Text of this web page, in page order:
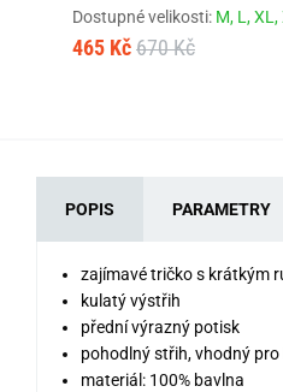
Dostupné velikosti: M, L,XL,
465 Kč 670 Kč
POPIS PARAMETRY
zajímavé tričko s krátkým
kulatý výstřih
přední výrazný potisk
pohodlný střih, vhodný
materiál: 100% bavlna